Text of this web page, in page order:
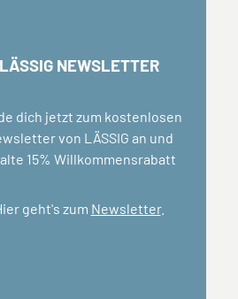
LÄSSIG NEWSLETTER
dich jetzt zum kostenlosen
von LÄSSIG an und
15% Willkommensrabatt
geht's zum Newsletter.